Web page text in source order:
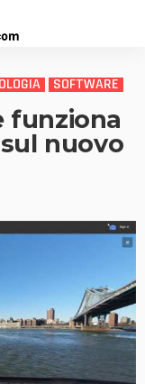
SOFTWARE
funziona
nuovo